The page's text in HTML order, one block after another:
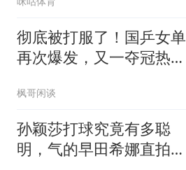
的成就
彻底被打服了！国乒女单
再次爆发，又一夺冠热门
枫哥闲谈
孙颖莎打球究竟有多聪
明，气的早田希娜直拍大